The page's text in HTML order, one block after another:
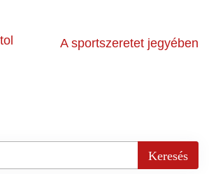
A sportszeretet jegyében